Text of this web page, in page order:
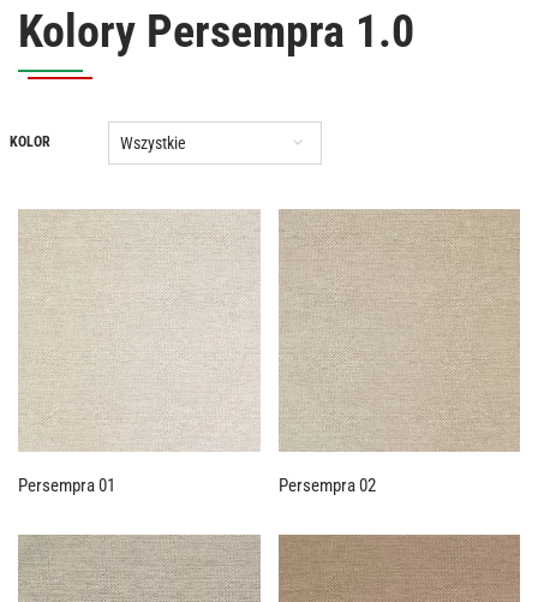
Kolory Persempra 1.0
KOLOR Wszystkie
Persempra 01 Persempra 02